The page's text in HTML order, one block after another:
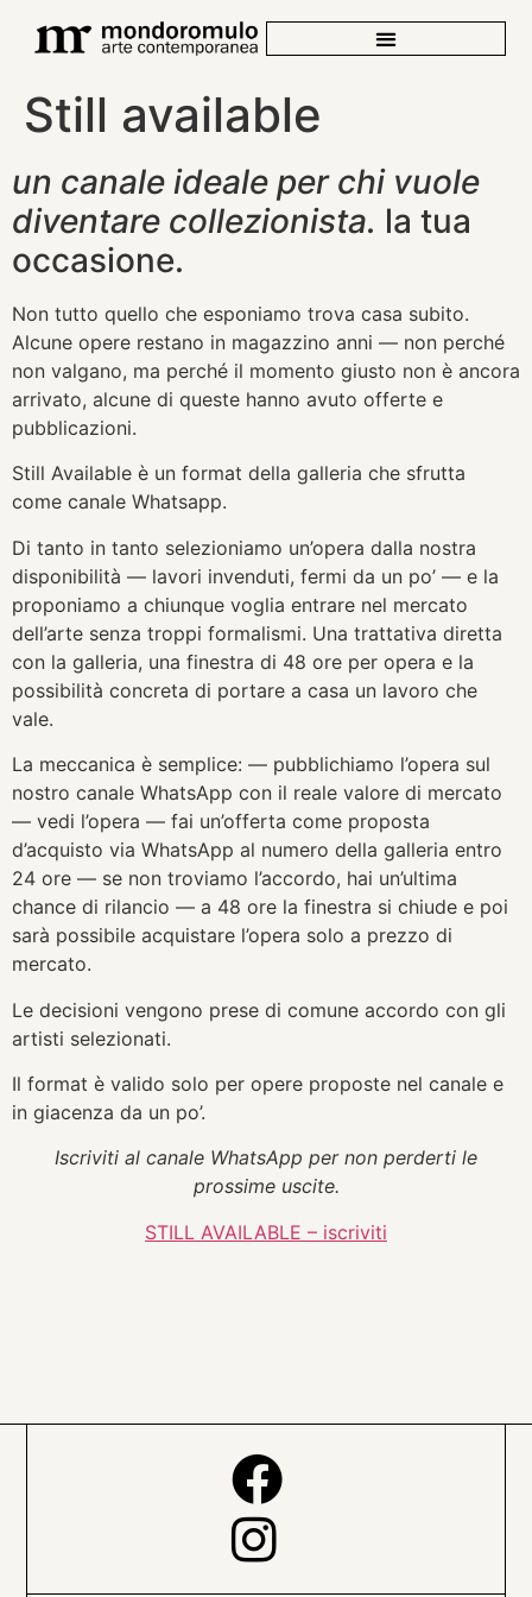
Still available
un canale ideale per chi vuole
diventare collezionista. la tua
occasione.
Non tutto quello che esponiamo trova casa subito.
Alcune opere restano in magazzino anni — non perché
non valgano, ma perché il momento giusto non è ancora
arrivato, alcune di queste hanno avuto offerte e
pubblicazioni.
Still Available è un format della galleria che sfrutta
come canale Whatsapp.
Di tanto in tanto selezioniamo un’opera dalla nostra
disponibilità — lavori invenduti, fermi da un po’ — e la
proponiamo a chiunque voglia entrare nel mercato
dell’arte senza troppi formalismi. Una trattativa diretta
con la galleria, una finestra di 48 ore per opera e la
possibilità concreta di portare a casa un lavoro che
vale.
La meccanica è semplice: — pubblichiamo l’opera sul
nostro canale WhatsApp con il reale valore di mercato
— vedi l’opera — fai un’offerta come proposta
d’acquisto via WhatsApp al numero della galleria entro
24 ore — se non troviamo l’accordo, hai un’ultima
chance di rilancio — a 48 ore la finestra si chiude e poi
sarà possibile acquistare l’opera solo a prezzo di
mercato.
Le decisioni vengono prese di comune accordo con gli
artisti selezionati.
Il format è valido solo per opere proposte nel canale e
in giacenza da un po’.
Iscriviti al canale WhatsApp per non perderti le
prossime uscite.
STILL AVAILABLE – iscriviti